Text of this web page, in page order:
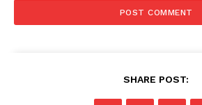
SHARE POST: